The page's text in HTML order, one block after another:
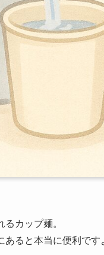
カップ麺。
ると本当に便利です